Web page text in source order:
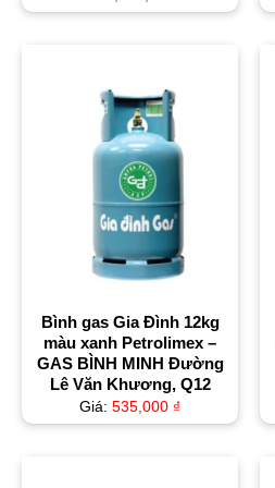
Bình gas Gia Đình 12kg
màu xanh Petrolimex –
GAS BÌNH MINH Đường
Lê Văn Khương, Q12
Giá: 535,000 ₫